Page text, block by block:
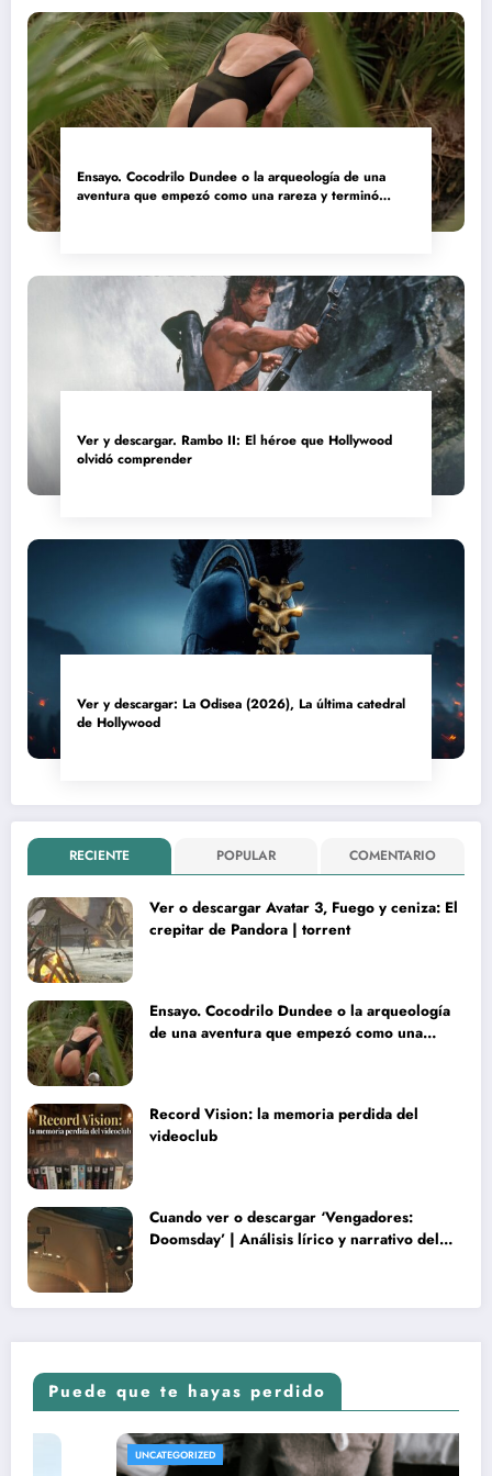
Ensayo. Cocodrilo Dundee o la arqueología de una
aventura que empezó como una rareza y terminó
Ver y descargar. Rambo II: El héroe que Hollywood
olvidó comprender
Ver y descargar: La Odisea (2026), La última catedral
de Hollywood
RECIENTE POPULAR COMENTARIO
Ver o descargar Avatar 3, Fuego y ceniza: El
crepitar de Pandora | torrent
Ensayo. Cocodrilo Dundee o la arqueología
de una aventura que empezó como una
Record Vision: la memoria perdida del
videoclub
Cuando ver o descargar ‘Vengadores:
Doomsday’ | Análisis lírico y narrativo del
Puede que te hayas perdido
REVISTA DE CINE |